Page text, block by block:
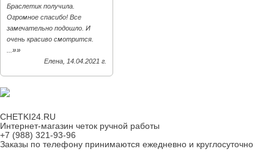
Браслетик получила.
Огромное спасибо! Все
замечательно подошло. И
очень красиво смотрится.
»»
Елена, 14.04.2021 г.
CHETKI24.RU
Интернет-магазин четок ручной работы
+7 (988) 321-93-96
Заказы по телефону принимаются ежедневно и круглосуточно